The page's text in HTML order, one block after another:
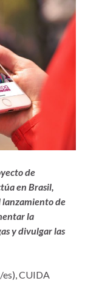
de
en Brasil,
lanzamiento de
la
y divulgar las
es), CUIDA